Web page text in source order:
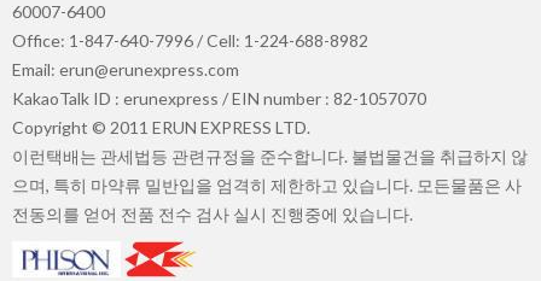
60007-6400
Office: 1-847-640-7996 / Cell: 1-224-688-8982
Email: erun@erunexpress.com
KakaoTalk ID : erunexpress / EIN number : 82-1057070
Copyright © 2011 ERUN EXPRESS LTD.
이런택배는 관세법등 관련규정을 준수합니다. 불법물건을 취급하지 않
으며, 특히 마약류 밀반입을 엄격히 제한하고 있습니다. 모든물품은 사
전동의를 얻어 전품 전수 검사 실시 진행중에 있습니다.